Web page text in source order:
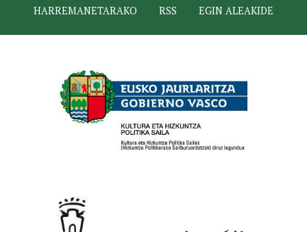
HARREMANETARAKO
RSS EGIN ALEAKIDE